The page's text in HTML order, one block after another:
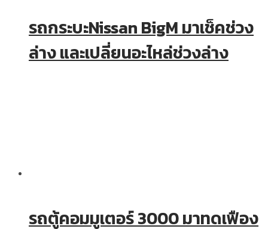
รถกระบะNissan BigM มาเช็คช่วง
ล่าง และเปลี่ยนอะไหล่ช่วงล่าง
รถตู้คอมมูเตอร์ 3000 มาทดเฟือง